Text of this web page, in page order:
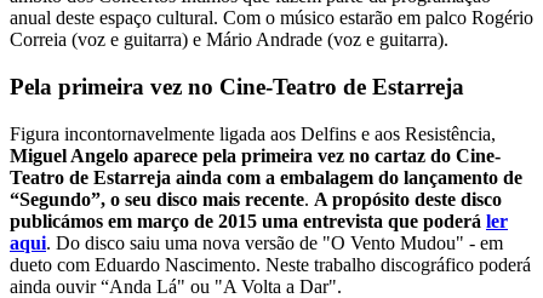
anual deste espaço cultural. Com o músico estarão em palco Rogério
Correia (voz e guitarra) e Mário Andrade (voz e guitarra).
Pela primeira vez no Cine-Teatro de Estarreja
Figura incontornavelmente ligada aos Delfins e aos Resistência,
Miguel Angelo aparece pela primeira vez no cartaz do Cine-
Teatro de Estarreja ainda com a embalagem do lançamento de
“Segundo”, o seu disco mais recente. A propósito deste disco
publicámos em março de 2015 uma entrevista que poderá ler
aqui. Do disco saiu uma nova versão de "O Vento Mudou" - em
dueto com Eduardo Nascimento. Neste trabalho discográfico poderá
ainda ouvir “Anda Lá" ou "A Volta a Dar".